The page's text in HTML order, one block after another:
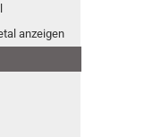
anzeigen